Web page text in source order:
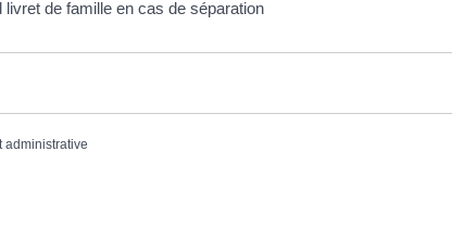
de famille en cas de séparation
administrative